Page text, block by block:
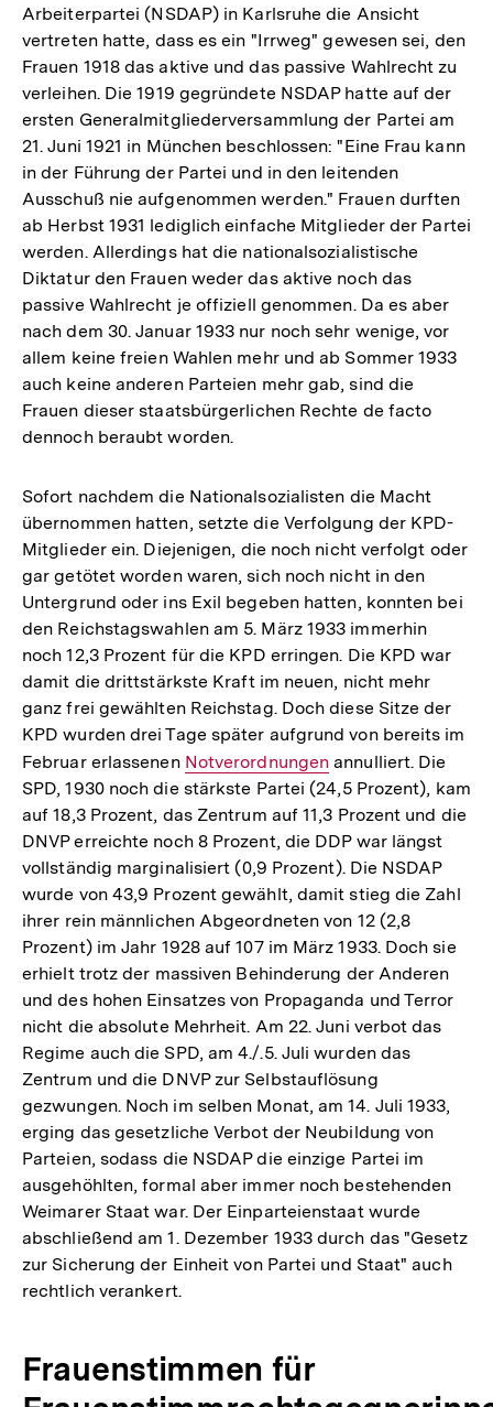
Arbeiterpartei (NSDAP) in Karlsruhe die Ansicht
vertreten hatte, dass es ein "Irrweg" gewesen sei, den
Frauen 1918 das aktive und das passive Wahlrecht zu
verleihen. Die 1919 gegründete NSDAP hatte auf der
ersten Generalmitgliederversammlung der Partei am
21. Juni 1921 in München beschlossen: "Eine Frau kann
in der Führung der Partei und in den leitenden
Ausschuß nie aufgenommen werden." Frauen durften
ab Herbst 1931 lediglich einfache Mitglieder der Partei
werden. Allerdings hat die nationalsozialistische
Diktatur den Frauen weder das aktive noch das
passive Wahlrecht je offiziell genommen. Da es aber
nach dem 30. Januar 1933 nur noch sehr wenige, vor
allem keine freien Wahlen mehr und ab Sommer 1933
auch keine anderen Parteien mehr gab, sind die
Frauen dieser staatsbürgerlichen Rechte de facto
dennoch beraubt worden.
Sofort nachdem die Nationalsozialisten die Macht
übernommen hatten, setzte die Verfolgung der KPD-
Mitglieder ein. Diejenigen, die noch nicht verfolgt oder
gar getötet worden waren, sich noch nicht in den
Untergrund oder ins Exil begeben hatten, konnten bei
den Reichstagswahlen am 5. März 1933 immerhin
noch 12,3 Prozent für die KPD erringen. Die KPD war
damit die drittstärkste Kraft im neuen, nicht mehr
ganz frei gewählten Reichstag. Doch diese Sitze der
KPD wurden drei Tage später aufgrund von bereits im
Februar erlassenen Interner
Link:
Notverordnungen annulliert. Die
SPD, 1930 noch die stärkste Partei (24,5 Prozent), kam
auf 18,3 Prozent, das Zentrum auf 11,3 Prozent und die
DNVP erreichte noch 8 Prozent, die DDP war längst
vollständig marginalisiert (0,9 Prozent). Die NSDAP
wurde von 43,9 Prozent gewählt, damit stieg die Zahl
ihrer rein männlichen Abgeordneten von 12 (2,8
Prozent) im Jahr 1928 auf 107 im März 1933. Doch sie
erhielt trotz der massiven Behinderung der Anderen
und des hohen Einsatzes von Propaganda und Terror
nicht die absolute Mehrheit. Am 22. Juni verbot das
Regime auch die SPD, am 4./.5. Juli wurden das
Zentrum und die DNVP zur Selbstauflösung
gezwungen. Noch im selben Monat, am 14. Juli 1933,
erging das gesetzliche Verbot der Neubildung von
Parteien, sodass die NSDAP die einzige Partei im
ausgehöhlten, formal aber immer noch bestehenden
Weimarer Staat war. Der Einparteienstaat wurde
abschließend am 1. Dezember 1933 durch das "Gesetz
zur Sicherung der Einheit von Partei und Staat" auch
rechtlich verankert.
Frauenstimmen für